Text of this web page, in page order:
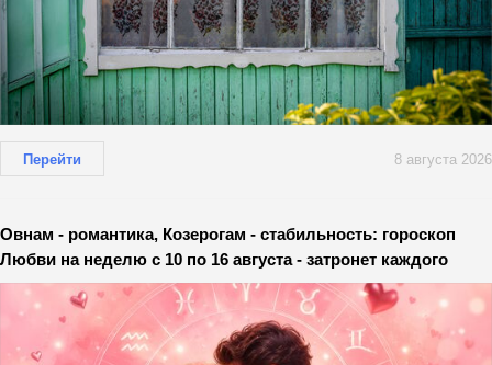
Перейти 8 августа 2026
Овнам - романтика, Козерогам - стабильность: гороскоп
Любви на неделю с 10 по 16 августа - затронет каждого